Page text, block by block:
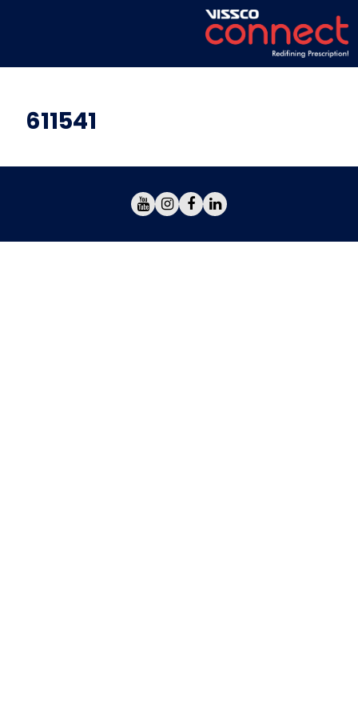
611541